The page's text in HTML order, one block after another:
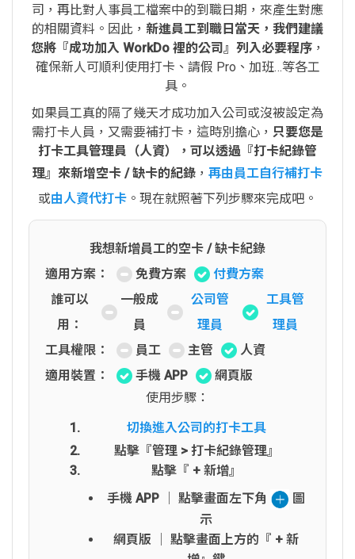
司，再比對人事員工檔案中的到職日期，來產生對應
的相關資料。因此， 新進員工到職日當天，我們建議
您將『成功加入 WorkDo 裡的公司』列入必要程序，
確保新人可順利使用打卡、請假 Pro、加班…等各工
具。
如果員工真的隔了幾天才成功加入公司或沒被設定為
需打卡人員，又需要補打卡，這時別擔心， 只要您是
打卡工具管理員（人資），可以透過『打卡紀錄管
理』來新增空卡 / 缺卡的紀錄 ， 再由員工自行補打卡
或由人資代打卡 。現在就照著下列步驟來完成吧。
我想新增員工的空卡 / 缺卡紀錄
適用方案：
免費方案
付費方案
誰可以
用：
一般成
員
公司管
理員
工具管
理員
工具權限：
員工 主管
人資
適用裝置：
手機 APP
網頁版
使用步驟：
切換進入公司的打卡工具
點擊『管理 > 打卡紀錄管理』
點擊『 + 新增』
手機 APP │ 點擊畫面左下角
圖
示
網頁版 │ 點擊畫面上方的『 + 新